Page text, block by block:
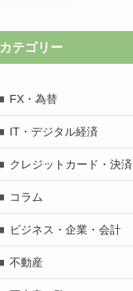
カテゴリー
FX・為替
IT・デジタル経済
クレジットカード・決済
コラム
ビジネス・企業・会計
不動産